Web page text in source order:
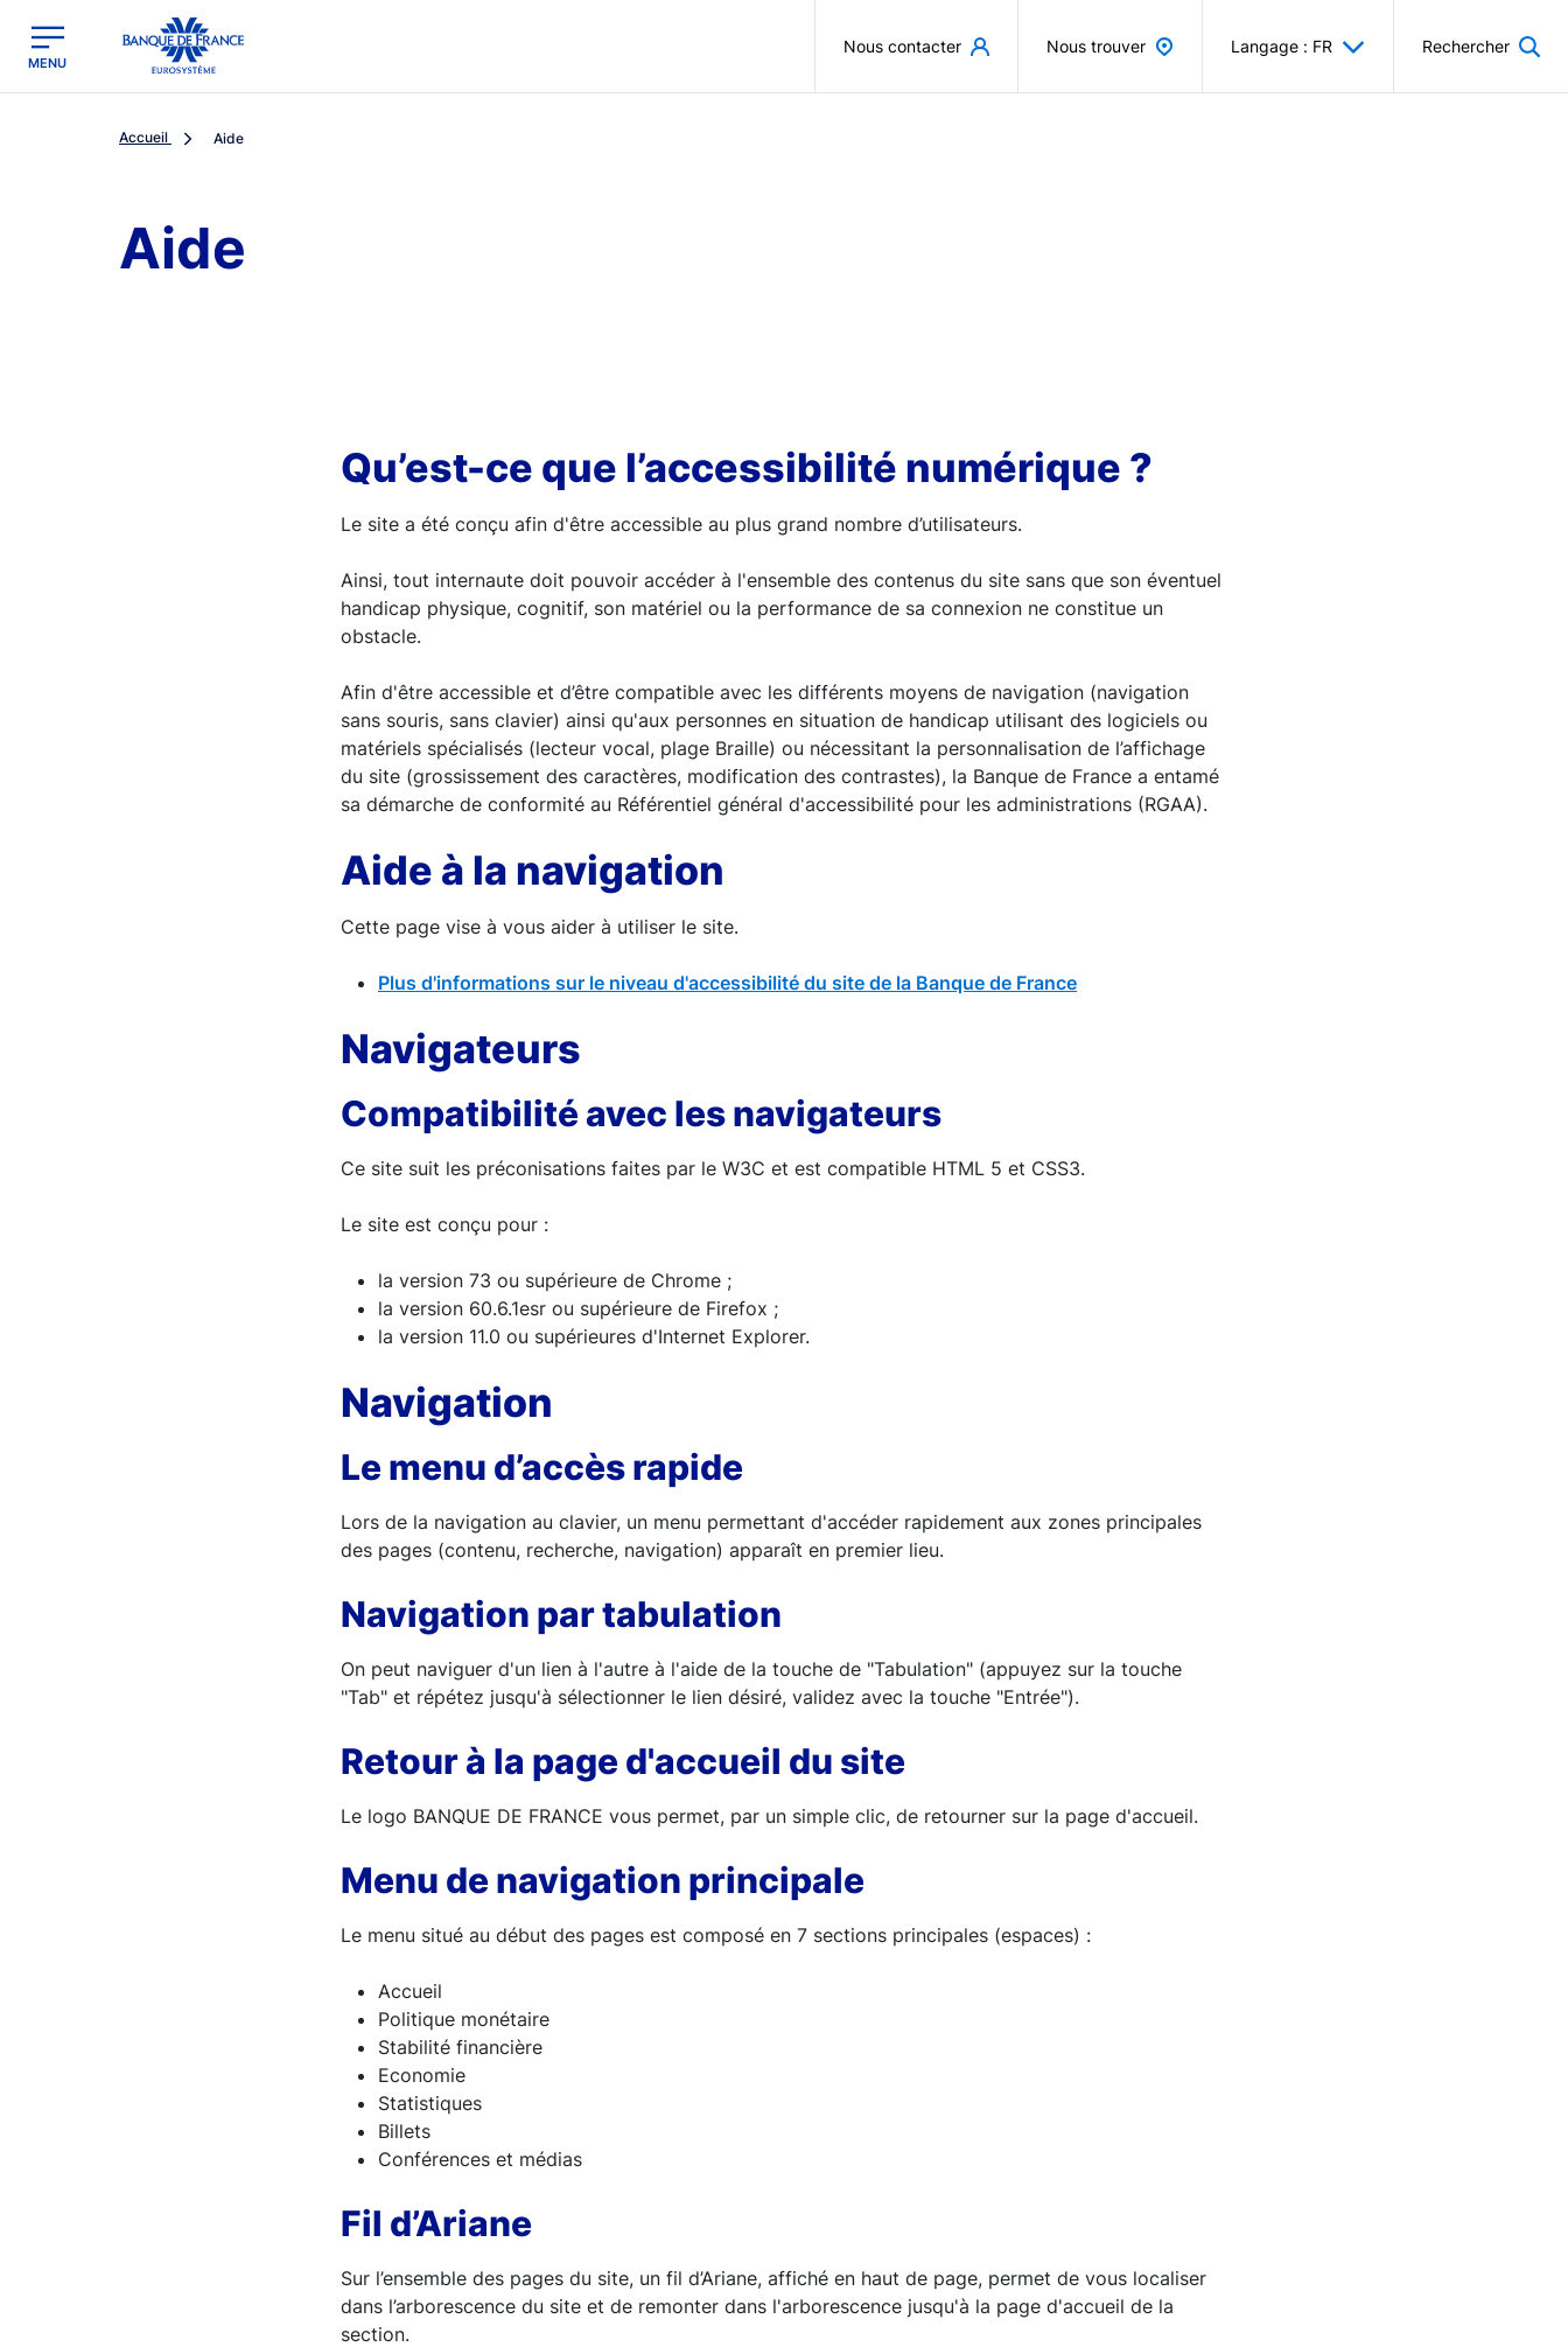
Banque de France - Menu Principal
MENU
Nous contacter Nous trouver Langage : FR Rechercher
Accueil Aide
Aide
Qu’est-ce que l’accessibilité numérique ?
Le site a été conçu afin d'être accessible au plus grand nombre d’utilisateurs.
Ainsi, tout internaute doit pouvoir accéder à l'ensemble des contenus du site sans que son éventuel
handicap physique, cognitif, son matériel ou la performance de sa connexion ne constitue un
obstacle.
Afin d'être accessible et d’être compatible avec les différents moyens de navigation (navigation
sans souris, sans clavier) ainsi qu'aux personnes en situation de handicap utilisant des logiciels ou
matériels spécialisés (lecteur vocal, plage Braille) ou nécessitant la personnalisation de l’affichage
du site (grossissement des caractères, modification des contrastes), la Banque de France a entamé
sa démarche de conformité au Référentiel général d'accessibilité pour les administrations (RGAA).
Aide à la navigation
Cette page vise à vous aider à utiliser le site.
Plus d'informations sur le niveau d'accessibilité du site de la Banque de France
Navigateurs
Compatibilité avec les navigateurs
Ce site suit les préconisations faites par le W3C et est compatible HTML 5 et CSS3.
Le site est conçu pour :
la version 73 ou supérieure de Chrome ;
la version 60.6.1esr ou supérieure de Firefox ;
la version 11.0 ou supérieures d'Internet Explorer.
Navigation
Le menu d’accès rapide
Lors de la navigation au clavier, un menu permettant d'accéder rapidement aux zones principales
des pages (contenu, recherche, navigation) apparaît en premier lieu.
Navigation par tabulation
On peut naviguer d'un lien à l'autre à l'aide de la touche de "Tabulation" (appuyez sur la touche
"Tab" et répétez jusqu'à sélectionner le lien désiré, validez avec la touche "Entrée").
Retour à la page d'accueil du site
Le logo BANQUE DE FRANCE vous permet, par un simple clic, de retourner sur la page d'accueil.
Menu de navigation principale
Le menu situé au début des pages est composé en 7 sections principales (espaces) :
Accueil
Politique monétaire
Stabilité financière
Economie
Statistiques
Billets
Conférences et médias
Fil d’Ariane
Sur l’ensemble des pages du site, un fil d’Ariane, affiché en haut de page, permet de vous localiser
dans l’arborescence du site et de remonter dans l'arborescence jusqu'à la page d'accueil de la
section.